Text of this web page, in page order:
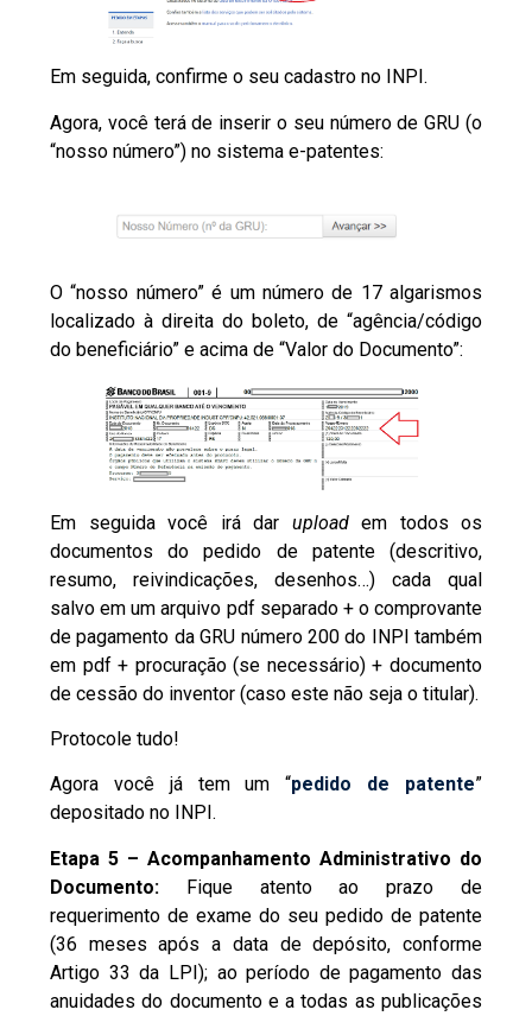
Em seguida, confirme o seu cadastro no INPI.
Agora, você terá de inserir o seu número de GRU (o
“nosso número”) no sistema e-patentes:
O “nosso número” é um número de 17 algarismos
localizado à direita do boleto, de “agência/código
do beneficiário” e acima de “Valor do Documento”:
Em seguida você irá dar upload em todos os
documentos do pedido de patente (descritivo,
resumo, reivindicações, desenhos…) cada qual
salvo em um arquivo pdf separado + o comprovante
de pagamento da GRU número 200 do INPI também
em pdf + procuração (se necessário) + documento
de cessão do inventor (caso este não seja o titular).
Protocole tudo!
Agora você já tem um “pedido de patente”
depositado no INPI.
Etapa 5 – Acompanhamento Administrativo do
Documento: Fique atento ao prazo de
requerimento de exame do seu pedido de patente
(36 meses após a data de depósito, conforme
Artigo 33 da LPI); ao período de pagamento das
anuidades do documento e a todas as publicações